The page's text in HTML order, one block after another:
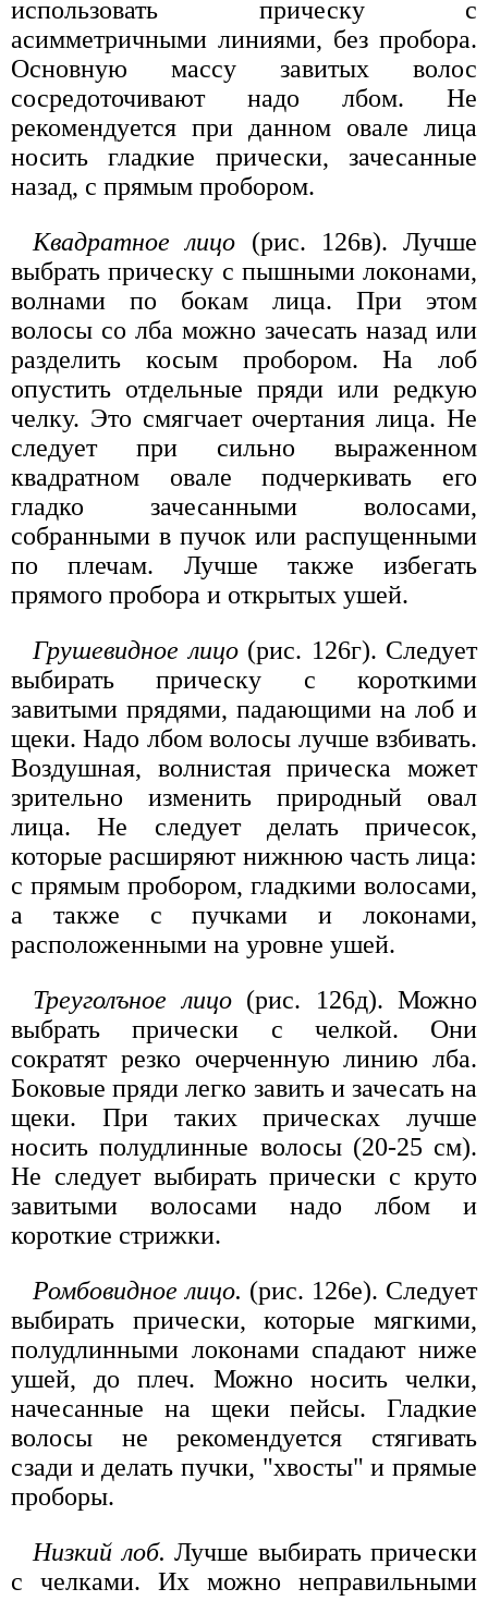
использовать прическу с
асимметричными линиями, без пробора.
Основную массу завитых волос
сосредоточивают надо лбом. Не
рекомендуется при данном овале лица
носить гладкие прически, зачесанные
назад, с прямым пробором.
Квадратное лицо (рис. 126в). Лучше
выбрать прическу с пышными локонами,
волнами по бокам лица. При этом
волосы со лба можно зачесать назад или
разделить косым пробором. На лоб
опустить отдельные пряди или редкую
челку. Это смягчает очертания лица. Не
следует при сильно выраженном
квадратном овале подчеркивать его
гладко зачесанными волосами,
собранными в пучок или распущенными
по плечам. Лучше также избегать
прямого пробора и открытых ушей.
Грушевидное лицо (рис. 126г). Следует
выбирать прическу с короткими
завитыми прядями, падающими на лоб и
щеки. Надо лбом волосы лучше взбивать.
Воздушная, волнистая прическа может
зрительно изменить природный овал
лица. Не следует делать причесок,
которые расширяют нижнюю часть лица:
с прямым пробором, гладкими волосами,
а также с пучками и локонами,
расположенными на уровне ушей.
Треуголъное лицо (рис. 126д). Можно
выбрать прически с челкой. Они
сократят резко очерченную линию лба.
Боковые пряди легко завить и зачесать на
щеки. При таких прическах лучше
носить полудлинные волосы (20-25 см).
Не следует выбирать прически с круто
завитыми волосами надо лбом и
короткие стрижки.
Ромбовидное лицо. (рис. 126е). Следует
выбирать прически, которые мягкими,
полудлинными локонами спадают ниже
ушей, до плеч. Можно носить челки,
начесанные на щеки пейсы. Гладкие
волосы не рекомендуется стягивать
сзади и делать пучки, "хвосты" и прямые
проборы.
Низкий лоб. Лучше выбирать прически
с челками. Их можно неправильными